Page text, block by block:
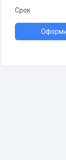
Срок